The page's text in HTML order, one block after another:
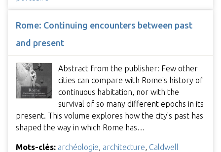
Rome: Continuing encounters between past
and present
Abstract from the publisher: Few other
cities can compare with Rome's history of
continuous habitation, nor with the
survival of so many different epochs in its
present. This volume explores how the city's past has
shaped the way in which Rome has…
Mots-clés: archéologie architecture Caldwell